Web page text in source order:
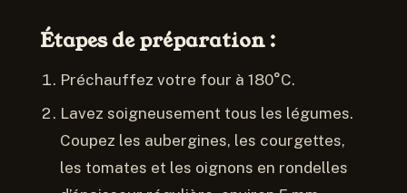
Étapes de préparation :
Préchauffez votre four à 180°C.
Lavez soigneusement tous les légumes.
Coupez les aubergines, les courgettes,
les tomates et les oignons en rondelles